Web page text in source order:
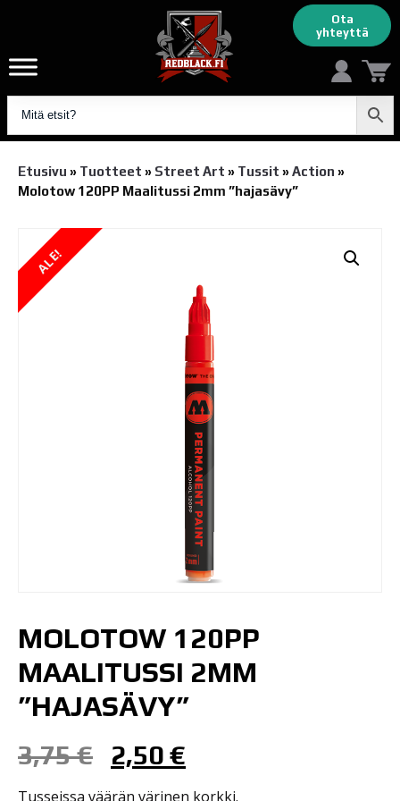
Ota
yhteyttä
Etusivu » Tuotteet » Street Art » Tussit » Action »
Molotow 120PP Maalitussi 2mm ”hajasävy”
ALE!
MOLOTOW 120PP
MAALITUSSI 2MM
”HAJASÄVY”
3,75€
Alkuperäinen
2,50 €
Tusseissa väärän värinen korkki.